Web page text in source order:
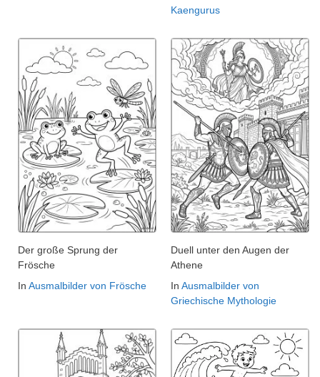
Kaengurus
Der große Sprung der
Frösche
In Ausmalbilder von Frösche
Duell unter den Augen der
Athene
In Ausmalbilder von
Griechische Mythologie